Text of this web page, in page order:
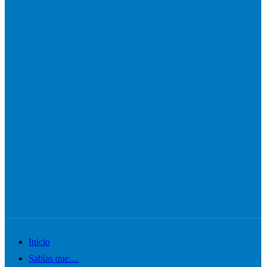
AlternarInicio
Sabías que…